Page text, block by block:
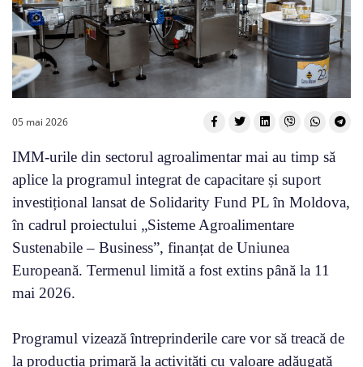
05 mai 2026
IMM-urile din sectorul agroalimentar mai au timp să
aplice la programul integrat de capacitare și suport
investițional lansat de Solidarity Fund PL în Moldova,
în cadrul proiectului „Sisteme Agroalimentare
Sustenabile – Business”, finanțat de Uniunea
Europeană. Termenul limită a fost extins până la 11
mai 2026.
Programul vizează întreprinderile care vor să treacă de
la producția primară la activități cu valoare adăugată